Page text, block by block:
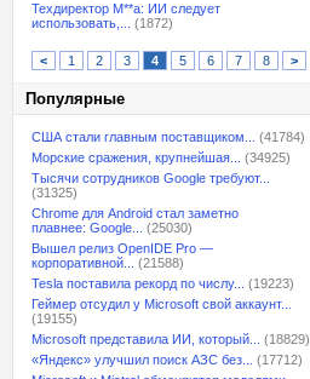
Техдиректор M**a: ИИ следует
использовать,...
(1872)
< 1 2 3 4 5 6 7 8 >
Популярные
США стали главным поставщиком...
(41784)
Морские сражения, крупнейшая...
(34925)
Тысячи сотрудников Google требуют...
(31325)
Chrome для Android стал заметно
плавнее: Google...
(25030)
Вышел релиз OpenIDE Pro —
корпоративной...
(21588)
Tesla поставила рекорд по числу...
(19223)
Геймер отсудил у Microsoft свой аккаунт...
(19155)
Microsoft представила ИИ, который...
(18829)
«Яндекс» улучшил поиск АЗС без...
(17712)